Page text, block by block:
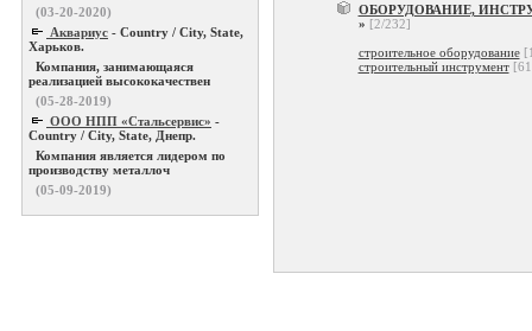
(03-20-2020)
Аквариус - Country / City, State,
Харьков.
Компания, занимающаяся
реализацией высококачествен
(05-28-2019)
ООО НПП «Стальсервис» -
Country / City, State, Днепр.
Компания является лидером по
производству металлоч
(05-09-2019)
ОБОРУДОВАНИЕ,
» [2/232]
строительное оборудование
строительный инструмент